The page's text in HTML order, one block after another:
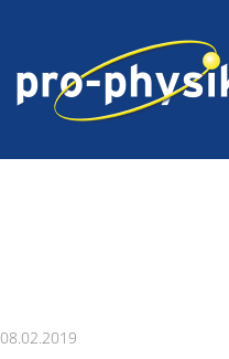
08.02.2019